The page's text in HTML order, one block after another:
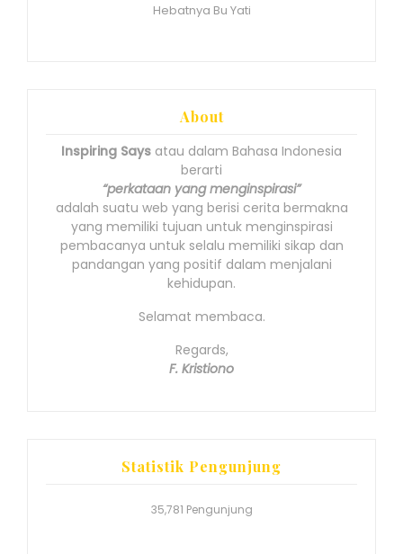
Hebatnya Bu Yati
About
Inspiring Says atau dalam Bahasa Indonesia
berarti
“perkataan yang menginspirasi”
adalah suatu web yang berisi cerita bermakna
yang memiliki tujuan untuk menginspirasi
pembacanya untuk selalu memiliki sikap dan
pandangan yang positif dalam menjalani
kehidupan.
Selamat membaca.
Regards,
F. Kristiono
Statistik Pengunjung
35,781 Pengunjung